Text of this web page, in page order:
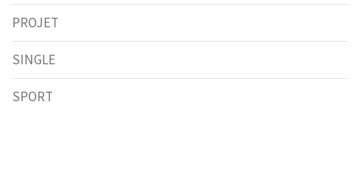
PROJET
SINGLE
SPORT